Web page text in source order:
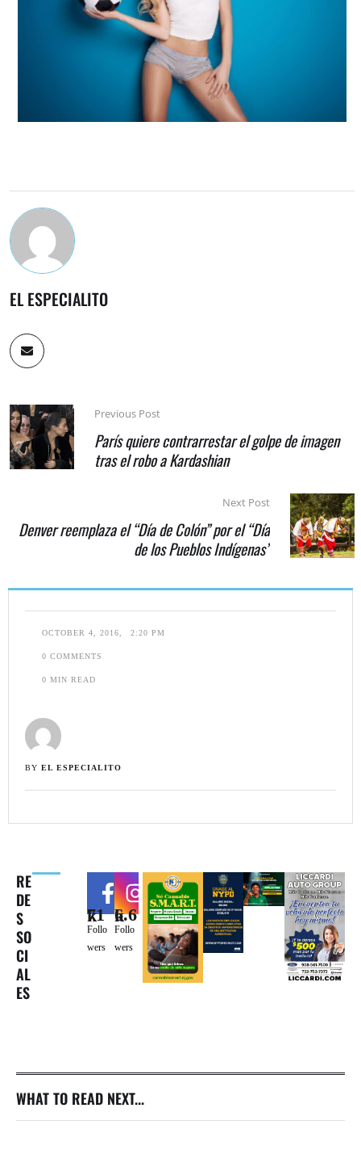
OCTOBER 4, 2016 2:20 PM
0 COMMENTS
0 MIN READ
BY EL ESPECIALITO
RE
DE
S
SO
CI
AL
ES
71k
Follo
wers
6.6k
Follo
wers
EL ESPECIALITO
Previous Post
París quiere contrarrestar el golpe de imagen
tras el robo a Kardashian
Next Post
Denver reemplaza el “Día de Colón” por el “Día
de los Pueblos Indígenas”
WHAT TO READ NEXT...